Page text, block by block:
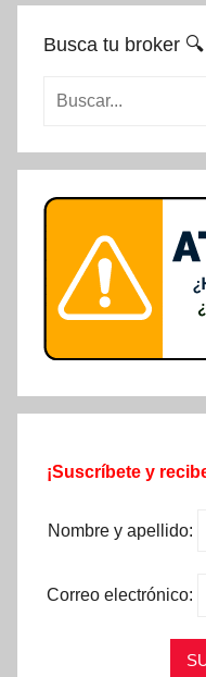
Busca tu broker 🔍
Buscar:
¡Suscríbete y
Nombre y apellido:
Correo electrónico: